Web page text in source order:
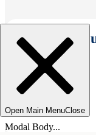
Seleccionar
Open Main MenuClose
Modal Body...